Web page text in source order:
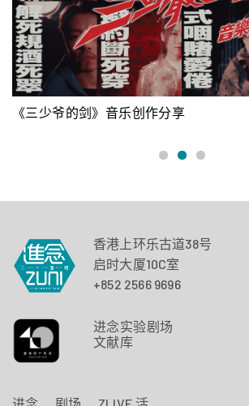
《三少爷的剑》音乐创作分享
香港上环乐古道38号
启时大厦10C室
+852 2566 9696
进念实验剧场
文献库
进念 剧场 ZLIVE 活